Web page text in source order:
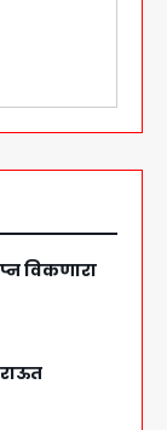
विकणारा